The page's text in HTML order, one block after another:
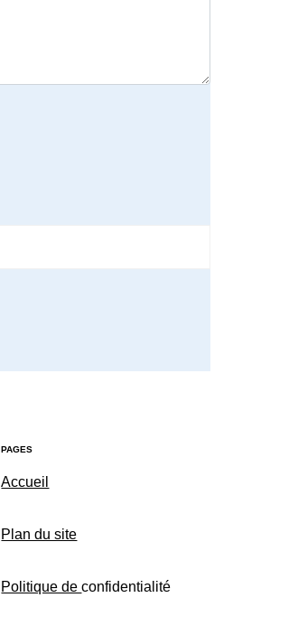
PAGES
Accueil
Plan du site
Politique deconfidentialité